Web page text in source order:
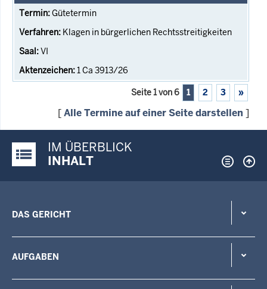
Gütetermin
Klagen in bürgerlichen Rechtsstreitigkeiten
VI
1 Ca 3913/26
Seite 1 von 6 1 2 3 »
[Alle Termine auf einer Seite darstellen ]
Justiz-Portal im Überblick:
IM ÜBERBLICK
INHALT
DAS GERICHT
AUFGABEN